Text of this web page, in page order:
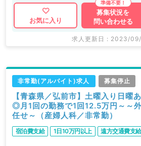
お気に入り
募集状況を
問い合わせる
求人更新日 : 2023/
非常勤(アルバイト)求人 募集停止
【青森県／弘前市】土曜入り日曜
◎月1回の勤務で1回12.5万円～～
任せ～（産婦人科／非常勤）
宿泊費支給 1日10万円以上 遠方交通費支給